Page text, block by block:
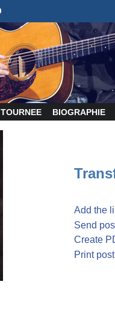
TOURNEE BIOGRAPHIE
Add the
Send
Create
Print post